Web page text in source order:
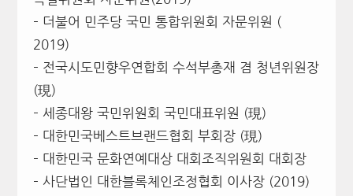
– 더불어 민주당 국민 통합위원회 자문위원 (
2019)
– 전국시도민향우연합회 수석부총재 겸 청년위원장
(現)
– 세종대왕 국민위원회 국민대표위원 (現)
– 대한민국베스트브랜드협회 부회장 (現)
– 대한민국 문화연예대상 대회조직위원회 대회장
– 사단법인 대한블록체인조정협회 이사장 (2019)